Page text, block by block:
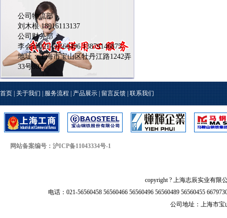
公司物流部：
刘木根 18916113137
公司财务部：
李会计021-56560496 13879146875
地址：上海市宝山区牡丹江路1242弄
33号802
首页 关于我们 |服务流程 产品展示 留言反馈 |联系我们
网站备案编号：沪ICP备11043334号-1
copyright ? 上海志辰实业有限
电话：021-56560458 56560466 56560496 56560489 56560455
公司地址：上海市宝